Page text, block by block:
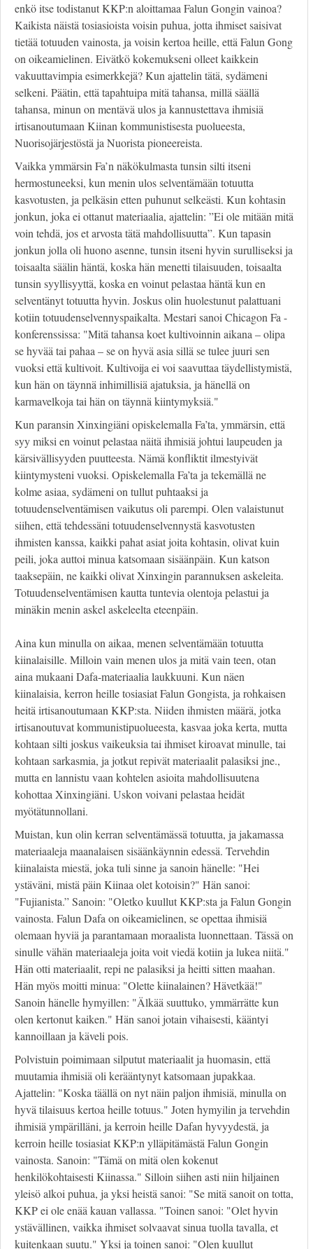
enkö itse todistanut KKP:n aloittamaa Falun Gongin vainoa?
Kaikista näistä tosiasioista voisin puhua, jotta ihmiset saisivat
tietää totuuden vainosta, ja voisin kertoa heille, että Falun Gong
on oikeamielinen. Eivätkö kokemukseni olleet kaikkein
vakuuttavimpia esimerkkejä? Kun ajattelin tätä, sydämeni
selkeni. Päätin, että tapahtuipa mitä tahansa, millä säällä
tahansa, minun on mentävä ulos ja kannustettava ihmisiä
irtisanoutumaan Kiinan kommunistisesta puolueesta,
Nuorisojärjestöstä ja Nuorista pioneereista.
Vaikka ymmärsin Fa’n näkökulmasta tunsin silti itseni
hermostuneeksi, kun menin ulos selventämään totuutta
kasvotusten, ja pelkäsin etten puhunut selkeästi. Kun kohtasin
jonkun, joka ei ottanut materiaalia, ajattelin: ”Ei ole mitään mitä
voin tehdä, jos et arvosta tätä mahdollisuutta”. Kun tapasin
jonkun jolla oli huono asenne, tunsin itseni hyvin surulliseksi ja
toisaalta säälin häntä, koska hän menetti tilaisuuden, toisaalta
tunsin syyllisyyttä, koska en voinut pelastaa häntä kun en
selventänyt totuutta hyvin. Joskus olin huolestunut palattuani
kotiin totuudenselvennyspaikalta. Mestari sanoi Chicagon Fa -
konferenssissa: "Mitä tahansa koet kultivoinnin aikana – olipa
se hyvää tai pahaa – se on hyvä asia sillä se tulee juuri sen
vuoksi että kultivoit. Kultivoija ei voi saavuttaa täydellistymistä,
kun hän on täynnä inhimillisiä ajatuksia, ja hänellä on
karmavelkoja tai hän on täynnä kiintymyksiä."
Kun paransin Xinxingiäni opiskelemalla Fa’ta, ymmärsin, että
syy miksi en voinut pelastaa näitä ihmisiä johtui laupeuden ja
kärsivällisyyden puutteesta. Nämä konfliktit ilmestyivät
kiintymysteni vuoksi. Opiskelemalla Fa’ta ja tekemällä ne
kolme asiaa, sydämeni on tullut puhtaaksi ja
totuudenselventämisen vaikutus oli parempi. Olen valaistunut
siihen, että tehdessäni totuudenselvennystä kasvotusten
ihmisten kanssa, kaikki pahat asiat joita kohtasin, olivat kuin
peili, joka auttoi minua katsomaan sisäänpäin. Kun katson
taaksepäin, ne kaikki olivat Xinxingin parannuksen askeleita.
Totuudenselventämisen kautta tuntevia olentoja pelastui ja
minäkin menin askel askeleelta eteenpäin.
Aina kun minulla on aikaa, menen selventämään totuutta
kiinalaisille. Milloin vain menen ulos ja mitä vain teen, otan
aina mukaani Dafa-materiaalia laukkuuni. Kun näen
kiinalaisia, kerron heille tosiasiat Falun Gongista, ja rohkaisen
heitä irtisanoutumaan KKP:sta. Niiden ihmisten määrä, jotka
irtisanoutuvat kommunistipuolueesta, kasvaa joka kerta, mutta
kohtaan silti joskus vaikeuksia tai ihmiset kiroavat minulle, tai
kohtaan sarkasmia, ja jotkut repivät materiaalit palasiksi jne.,
mutta en lannistu vaan kohtelen asioita mahdollisuutena
kohottaa Xinxingiäni. Uskon voivani pelastaa heidät
myötätunnollani.
Muistan, kun olin kerran selventämässä totuutta, ja jakamassa
materiaaleja maanalaisen sisäänkäynnin edessä. Tervehdin
kiinalaista miestä, joka tuli sinne ja sanoin hänelle: "Hei
ystäväni, mistä päin Kiinaa olet kotoisin?" Hän sanoi:
"Fujianista.” Sanoin: "Oletko kuullut KKP:sta ja Falun Gongin
vainosta. Falun Dafa on oikeamielinen, se opettaa ihmisiä
olemaan hyviä ja parantamaan moraalista luonnettaan. Tässä on
sinulle vähän materiaaleja joita voit viedä kotiin ja lukea niitä."
Hän otti materiaalit, repi ne palasiksi ja heitti sitten maahan.
Hän myös moitti minua: "Olette kiinalainen? Hävetkää!"
Sanoin hänelle hymyillen: "Älkää suuttuko, ymmärrätte kun
olen kertonut kaiken." Hän sanoi jotain vihaisesti, kääntyi
kannoillaan ja käveli pois.
Polvistuin poimimaan silputut materiaalit ja huomasin, että
muutamia ihmisiä oli kerääntynyt katsomaan jupakkaa.
Ajattelin: "Koska täällä on nyt näin paljon ihmisiä, minulla on
hyvä tilaisuus kertoa heille totuus." Joten hymyilin ja tervehdin
ihmisiä ympärilläni, ja kerroin heille Dafan hyvyydestä, ja
kerroin heille tosiasiat KKP:n ylläpitämästä Falun Gongin
vainosta. Sanoin: "Tämä on mitä olen kokenut
henkilökohtaisesti Kiinassa." Silloin siihen asti niin hiljainen
yleisö alkoi puhua, ja yksi heistä sanoi: "Se mitä sanoit on totta,
KKP ei ole enää kauan vallassa. "Toinen sanoi: "Olet hyvin
ystävällinen, vaikka ihmiset solvaavat sinua tuolla tavalla, et
kuitenkaan suutu." Yksi ja toinen sanoi: "Olen kuullut